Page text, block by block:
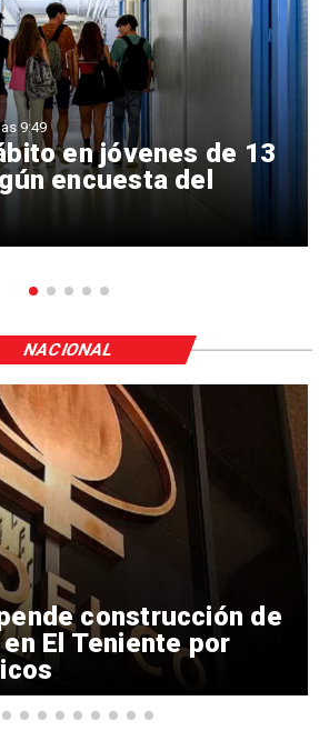
en jóvenes de 13
encuesta del
9:49
construcción de
El Teniente por
NACIONAL